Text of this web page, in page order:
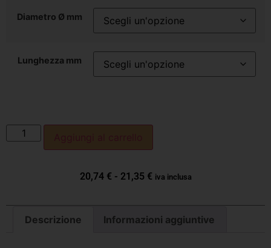
Diametro Ø mm
Lunghezza mm
20,74 € - 21,35 € iva inclusa
Descrizione Informazioni aggiuntive